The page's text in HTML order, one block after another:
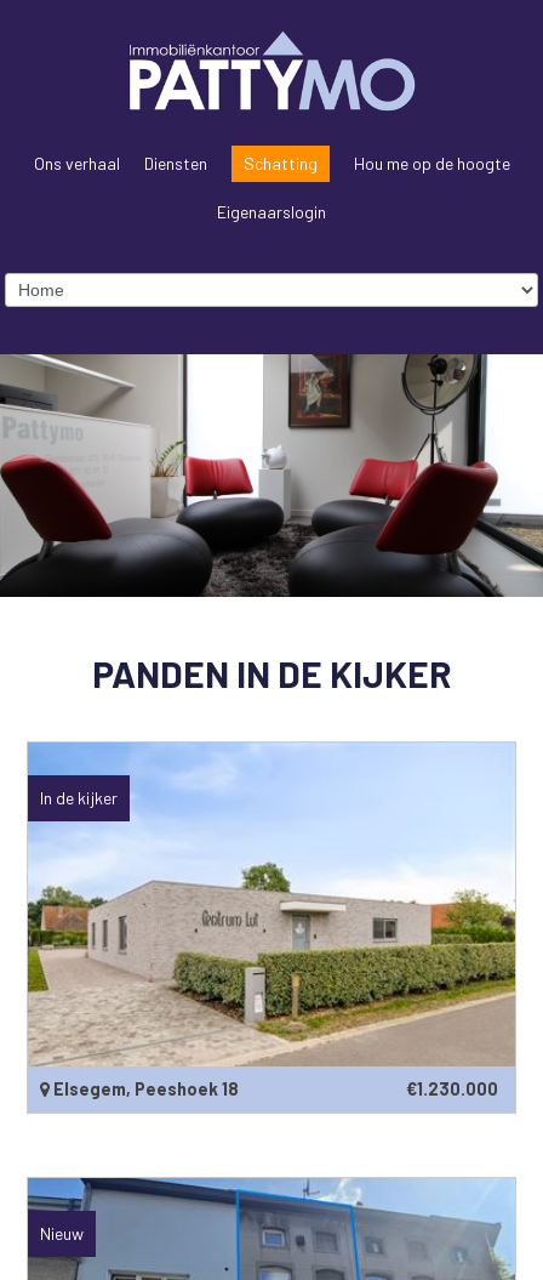
Ons verhaal Diensten Schatting Hou me op de hoogte
Eigenaarslogin
PANDEN IN DE KIJKER
In de kijker
Elsegem, Peeshoek 18 €1.230.000
Nieuw